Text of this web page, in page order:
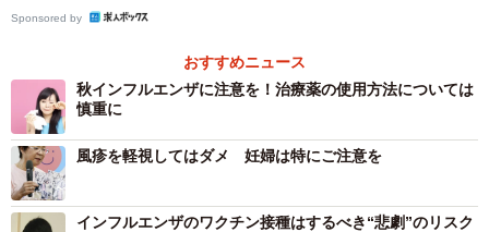
Sponsored by
おすすめニュース
秋インフルエンザに注意を！治療薬の使用方法については
慎重に
風疹を軽視してはダメ 妊婦は特にご注意を
インフルエンザのワクチン接種はするべき“悲劇”のリスク